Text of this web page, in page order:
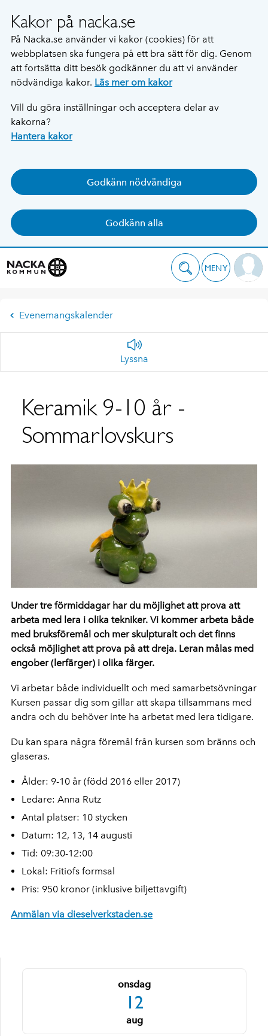
Kakor på nacka.se
På Nacka.se använder vi kakor (cookies) för att
webbplatsen ska fungera på ett bra sätt för dig. Genom
att fortsätta ditt besök godkänner du att vi använder
nödvändiga kakor. Läs mer om kakor
Vill du göra inställningar och acceptera delar av
kakorna?
Hantera kakor
Godkänn nödvändiga
Godkänn alla
MENY
Evenemangskalender
Lyssna
onsdag
12
aug
Keramik 9-10 år -
Sommarlovskurs
Under tre förmiddagar har du möjlighet att prova att
arbeta med lera i olika tekniker. Vi kommer arbeta både
med bruksföremål och mer skulpturalt och det finns
också möjlighet att prova på att dreja. Leran målas med
engober (lerfärger) i olika färger.
Vi arbetar både individuellt och med samarbetsövningar
Kursen passar dig som gillar att skapa tillsammans med
andra och du behöver inte ha arbetat med lera tidigare.
Du kan spara några föremål från kursen som bränns och
glaseras.
Ålder: 9-10 år (född 2016 eller 2017)
Ledare: Anna Rutz
Antal platser: 10 stycken
Datum: 12, 13, 14 augusti
Tid: 09:30-12:00
Lokal: Fritiofs formsal
Pris: 950 kronor (inklusive biljettavgift)
Anmälan via dieselverkstaden.se